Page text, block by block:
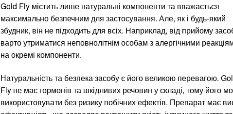
Gold Fly містить лише натуральні компоненти та вважається
максимально безпечним для застосування. Але, як і будь-який
збудник, він не підходить для всіх. Наприклад, від прийому
варто утриматися неповнолітнім особам з алергічними
на окремі компоненти.
Натуральність та безпека засобу є його великою перевагою.
Fly не має гормонів та шкідливих речовин у складі, тому його
використовувати без ризику побічних ефектів. Препарат має